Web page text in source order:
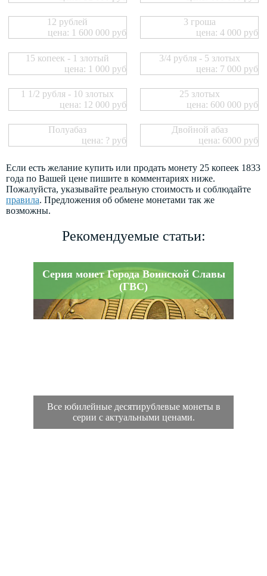
12 рублей
цена: 1 600 000 руб
3 гроша
цена: 4 000 руб
15 копеек - 1 злотый
цена: 1 000 руб
3/4 рубля - 5 злотых
цена: 7 000 руб
1 1/2 рубля - 10 злотых
цена: 12 000 руб
25 злотых
цена: 600 000 руб
Полуабаз
цена: ? руб
Двойной абаз
цена: 6000 руб
Если есть желание купить или продать монету 25 копеек 1833
года по Вашей цене пишите в комментариях ниже.
Пожалуйста, указывайте реальную стоимость и соблюдайте
правила. Предложения об обмене монетами так же
возможны.
Рекомендуемые статьи:
Серия монет Города Воинской Славы
(ГВС)
Все юбилейные десятирублевые монеты в
серии с актуальными ценами.